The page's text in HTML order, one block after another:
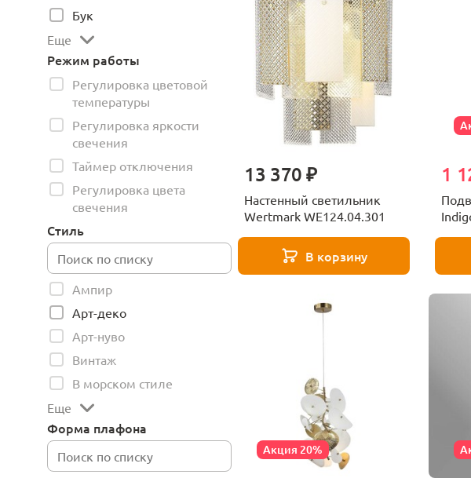
Бук
Еще
Режим работы
Регулировка цветовой
температуры
Регулировка яркости
свечения
Таймер отключения
Регулировка цвета
свечения
Стиль
Ампир
Арт-деко
Арт-нуво
Винтаж
В морском стиле
Еще
Форма плафона
13 370 ₽
Настенный светильник
Wertmark WE124.04.301
В корзину
1
Акция 20%